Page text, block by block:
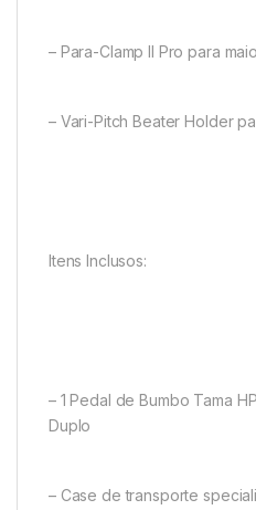
– Para-Clamp II Pro para
– Vari-Pitch Beater Holder
Itens Inclusos:
– 1 Pedal de Bumbo Tama
Duplo
– Case de transporte